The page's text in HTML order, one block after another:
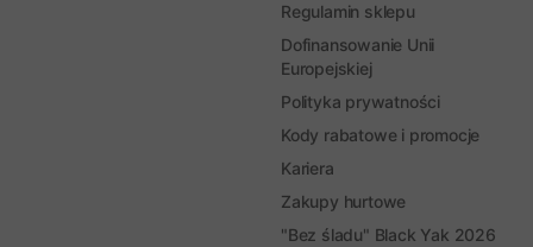
Regulamin sklepu
Dofinansowanie Unii
Europejskiej
Polityka prywatności
Kody rabatowe i promocje
Kariera
Zakupy hurtowe
"Bez śladu" Black Yak 2026